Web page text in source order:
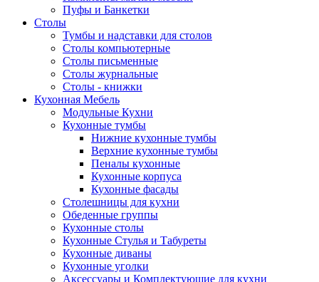
Пуфы и Банкетки
Столы
Тумбы и надставки для столов
Столы компьютерные
Столы письменные
Столы журнальные
Столы - книжки
Кухонная Мебель
Модульные Кухни
Кухонные тумбы
Нижние кухонные тумбы
Верхние кухонные тумбы
Пеналы кухонные
Кухонные корпуса
Кухонные фасады
Столешницы для кухни
Обеденные группы
Кухонные столы
Кухонные Стулья и Табуреты
Кухонные диваны
Кухонные уголки
Аксессуары и Комплектующие для кухни